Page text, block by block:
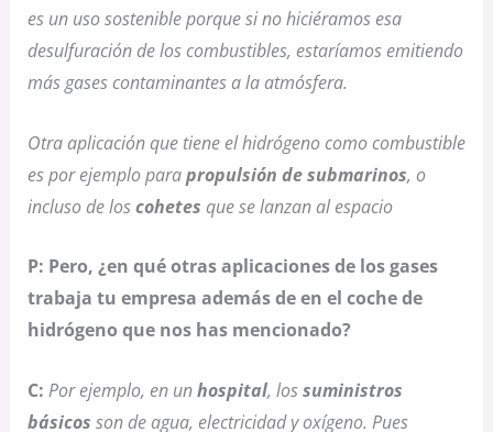
es un uso sostenible porque si no hiciéramos esa
desulfuración de los combustibles, estaríamos emitiendo
más gases contaminantes a la atmósfera.
Otra aplicación que tiene el hidrógeno como combustible
espor ejemploparapropulsión de submarinos, o
incluso de loscohetes que se lanzan al espacio
P: Pero, ¿en qué otras aplicaciones de los gases
trabaja tu empresa además de en el coche de
hidrógeno que nos has mencionado?
C: Por ejemplo, en unhospital, lossuministros
básicos son de agua, electricidad y oxígeno. Pues